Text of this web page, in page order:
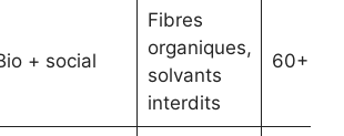
+ social
Fibres
organiques,
solvants
interdits
60+